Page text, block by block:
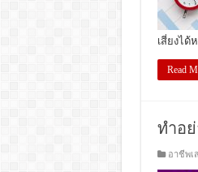
เสี่ยงไ
Read
ทำอ
อาชีพเ